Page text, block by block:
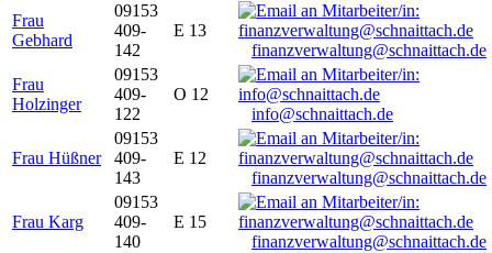
Frau
Gebhard
09153
409-
142
E 13
finanzverwaltung@schnaittach.de
Frau
Holzinger
09153
409-
122
O 12
info@schnaittach.de
Frau Hüßner
09153
409-
143
E 12
finanzverwaltung@schnaittach.de
Frau Karg
09153
409-
140
E 15
finanzverwaltung@schnaittach.de